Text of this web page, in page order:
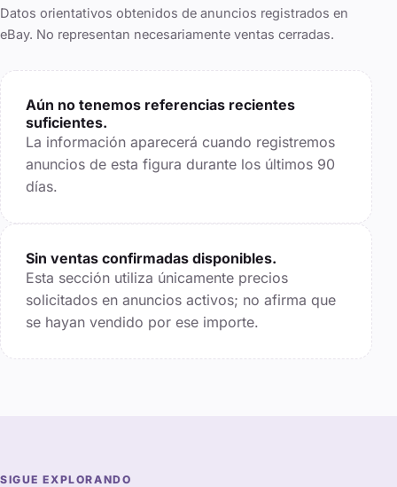
Datos orientativos obtenidos de anuncios registrados en
eBay. No representan necesariamente ventas cerradas.
Aún no tenemos referencias recientes
suficientes.
La información aparecerá cuando registremos
anuncios de esta figura durante los últimos 90
días.
Sin ventas confirmadas disponibles.
Esta sección utiliza únicamente precios
solicitados en anuncios activos; no afirma que
se hayan vendido por ese importe.
SIGUE EXPLORANDO